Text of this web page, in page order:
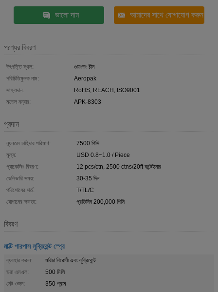
ভালো দাম আমাদের সাথে যোগাযোগ করুন
পণ্যের বিবরণ
উৎপত্তি স্থল:
গুয়াংডং চীন
পরিচিতিমুলক নাম:
Aeropak
সাক্ষ্যদান:
RoHS, REACH, ISO9001
মডেল নম্বার:
APK-8303
প্রদান
ন্যূনতম চাহিদার পরিমাণ:
7500 পিসি
মূল্য:
USD 0.8~1.0 / Piece
প্যাকেজিং বিবরণ:
12 pcs/ctn, 2500 ctns/20ft কন্টেইনার
ডেলিভারি সময়:
30-35 দিন
পরিশোধের শর্ত:
T/TL/C
যোগানের ক্ষমতা:
প্রতিদিন 200,000 পিসি
বিবরণ
মাল্টি পারপাস লুব্রিকেন্ট স্প্রে
ব্যবহার করুন:
মরিচা বিরোধী এবং লুব্রিকেন্ট
ভরা এমএল:
500 মিলি
নেট ওজন:
350 গ্রাম